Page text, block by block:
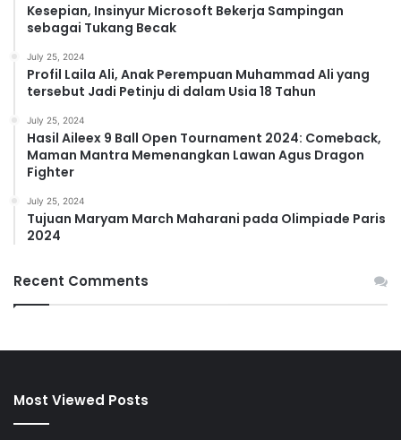
Kesepian, Insinyur Microsoft Bekerja Sampingan
sebagai Tukang Becak
July 25, 2024
Profil Laila Ali, Anak Perempuan Muhammad Ali yang
tersebut Jadi Petinju di dalam Usia 18 Tahun
July 25, 2024
Hasil Aileex 9 Ball Open Tournament 2024: Comeback,
Maman Mantra Memenangkan Lawan Agus Dragon
Fighter
July 25, 2024
Tujuan Maryam March Maharani pada Olimpiade Paris
2024
Recent Comments
Most Viewed Posts